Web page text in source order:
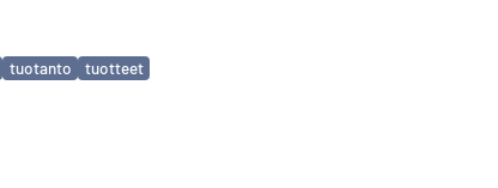
tuotanto
tuotteet